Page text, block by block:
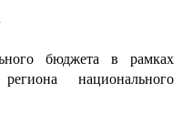
бюджета в рамках
национального